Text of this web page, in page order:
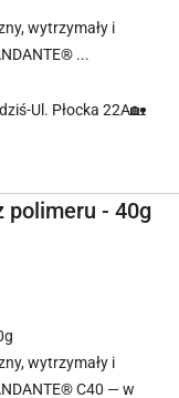
wytrzymały i
...
Ul. Płocka 22A🏡
polimeru - 40g
wytrzymały i
C40 — w